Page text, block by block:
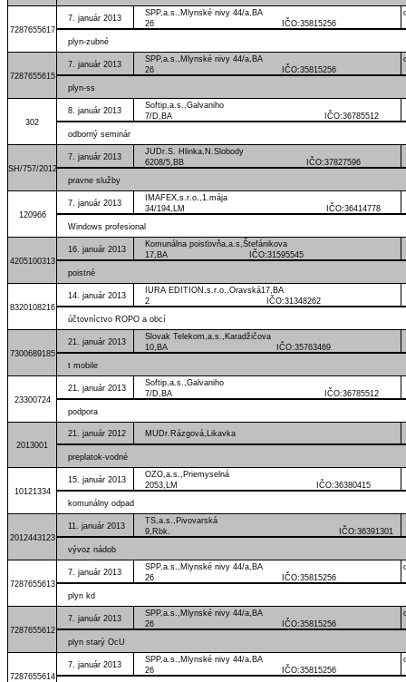
7287655617
7. január 2013
SPP,a.s.,Mlynské nivy 44/a,BA
26 IČO:35815256
plyn-zubné
7287655615
7. január 2013
SPP,a.s.,Mlynské nivy 44/a,BA
26 IČO:35815256
plyn-ss
302
8. január 2013
Softip,a.s.,Galvaniho
7/D,BA IČO:36785512
odborný seminár
SH/757/2012
7. január 2013
JUDr.S. Hlinka,N.Slobody
6208/5,BB IČO:37827596
pravne služby
120966
7. január 2013
IMAFEX,s.r.o.,1.mája
34/194,LM IČO:36414778
Windows profesional
4205100313
16. január 2013
Komunálna poisťovňa,a.s,Štefánikova
17,BA IČO:31595545
poistné
8320108216
14. január 2013
IURA EDITION,s.r.o.,Oravská17,BA
2 IČO:31348262
účtovníctvo ROPO a obcí
7300689185
21. január 2013
Slovak Telekom,a.s.,Karadžičova
10,BA IČO:35763469
t mobile
23300724
21. január 2013
Softip,a.s.,Galvaniho
7/D,BA IČO:36785512
podpora
2013001
21. január 2012 MUDr.Rázgová,Likavka
preplatok-vodné
10121334
15. január 2013
OZO,a.s.,Priemyselná
2053,LM IČO:36380415
komunálny odpad
2012443123
11. január 2013
TS,a.s.,Pivovarská
9,Rbk. IČO:36391301
vývoz nádob
7287655613
7. január 2013
SPP,a.s.,Mlynské nivy 44/a,BA
26 IČO:35815256
plyn kd
7287655612
7. január 2013
SPP,a.s.,Mlynské nivy 44/a,BA
26 IČO:35815256
plyn starý OcU
7287655614
7. január 2013
SPP,a.s.,Mlynské nivy 44/a,BA
26 IČO:35815256